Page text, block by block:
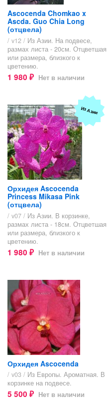
Ascocenda Chomkao x
Ascda. Guo Chia Long
(отцвела)
/ v12 / Из Азии. На подвесе,
размах листа - 20см. Отцветшая
или размера, близкого к
цветению.
1 980 ₽ Нет в наличии
Из Азии
Орхидея Ascocenda
Princess Mikasa Pink
(отцвела)
/ v07 / Из Азии. В корзинке,
размах листа - 18см. Отцветшая
или размера, близкого к
цветению.
1 980 ₽ Нет в наличии
Орхидея Ascocenda
/ v03 / Из Европы. Ароматная. В
корзинке на подвесе.
5 500 ₽ Нет в наличии